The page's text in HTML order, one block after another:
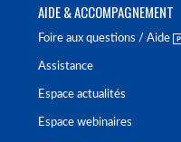
AIDE & ACCOMPAGNEMENT
Foire aux questions / Aide
Assistance
Espace actualités
Espace webinaires